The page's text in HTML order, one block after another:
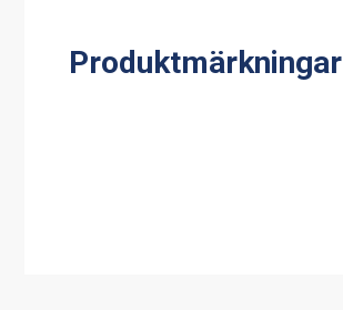
Produktmärkningar